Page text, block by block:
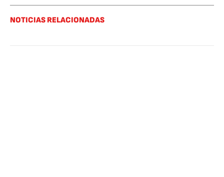
NOTICIAS RELACIONADAS